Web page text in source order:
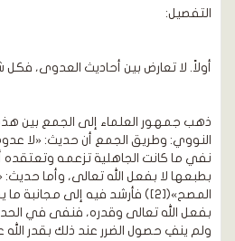
التفصيل:
أولاً. لا تعارض بين أحاديث العدوى،
ذهب جمهور العلماء إلى الجمع بين هذه
نفي ما كانت الجاهلية تزعمه
بطبعها لا بفعل الله تعالى، وأما
المصح»([2]) فأرشد فيه إلى
بفعل الله تعالى وقدره، فنفى في
ولم ينفِ حصول الضرر عند ذلك بقدر